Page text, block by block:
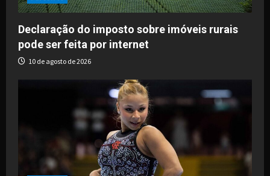
Declaração do imposto sobre imóveis rurais
pode ser feita por internet
10 de agosto de 2026